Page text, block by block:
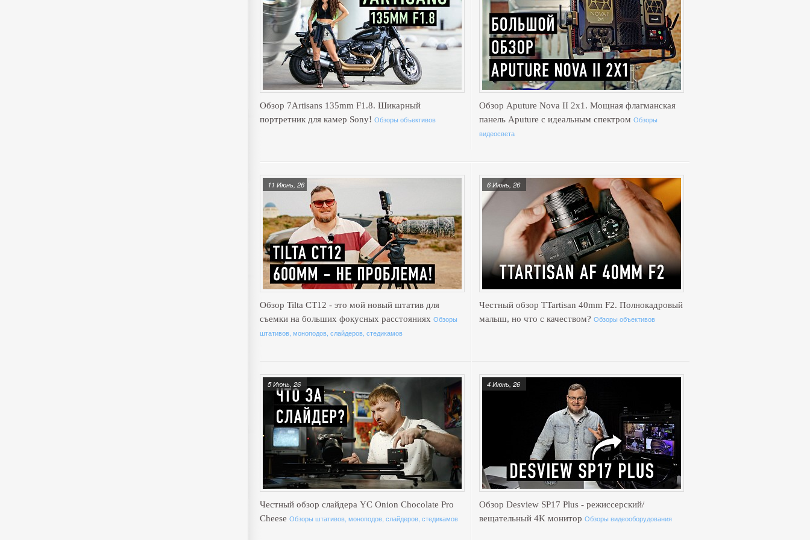
Обзор 7Artisans 135mm F1.8. Шикарный
портретник для камер Sony! Обзоры объективов
Обзор Aputure Nova II 2x1. Мощная флагманская
панель Aputure с идеальным спектром Обзоры
видеосвета
Обзор Tilta CT12 - это мой новый штатив для
съемки на больших фокусных расстояниях Обзоры
штативов, моноподов, слайдеров, стедикамов
11 Июнь, 26
Честный обзор TTartisan 40mm F2. Полнокадровый
малыш, но что с качеством? Обзоры объективов
6 Июнь, 26
Честный обзор слайдера YC Onion Chocolate Pro
Cheese Обзоры штативов, моноподов, слайдеров, стедикамов
5 Июнь, 26
Обзор Desview SP17 Plus - режиссерский/
вещательный 4K монитор Обзоры видеооборудования
4 Июнь, 26